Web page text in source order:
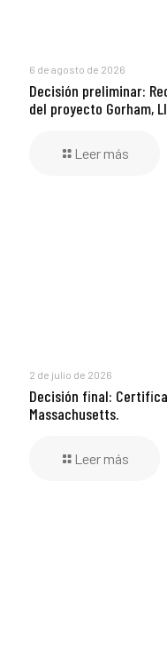
6 de agosto de 2026
Decisión preliminar:
del proyecto Gorham,
Leer más
2 de julio de 2026
Decisión final:
Massachusetts.
Leer más